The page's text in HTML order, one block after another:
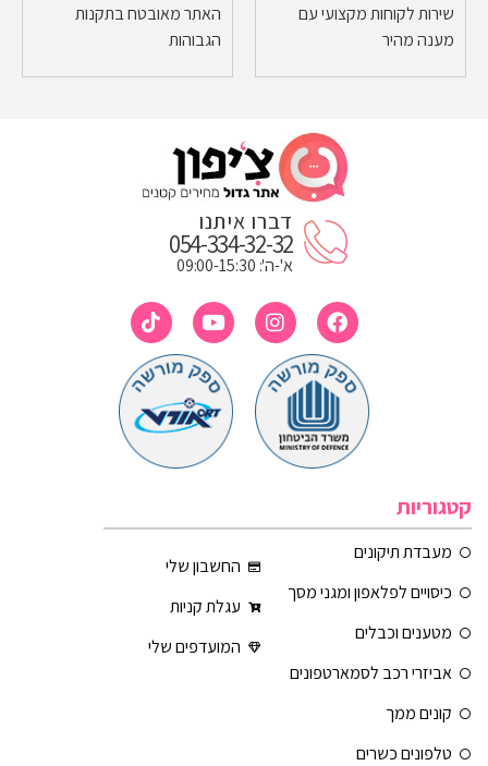
שירות לקוחות מקצועי עם
מענה מהיר
האתר מאובטח בתקנות
הגבוהות
דברו איתנו
054-334-32-32
א'-ה': 09:00-15:30
קטגוריות
מעבדת תיקונים
כיסויים לפלאפון ומגני מסך
מטענים וכבלים
אביזרי רכב לסמארטפונים
קונים ממך
טלפונים כשרים
החשבון שלי
עגלת קניות
המועדפים שלי